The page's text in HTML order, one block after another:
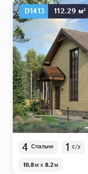
D1413 112.29 м²
4 Спальни 1 с/у
10.8м x 8.2м